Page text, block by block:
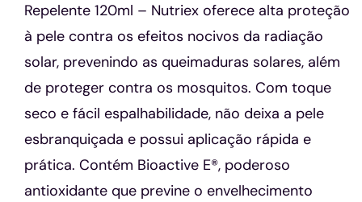
Repelente 120ml – Nutriex oferece alta proteção
à pele contra os efeitos nocivos da radiação
solar, prevenindo as queimaduras solares, além
de proteger contra os mosquitos. Com toque
seco e fácil espalhabilidade, não deixa a pele
esbranquiçada e possui aplicação rápida e
prática. Contém Bioactive E®, poderoso
antioxidante que previne o envelhecimento